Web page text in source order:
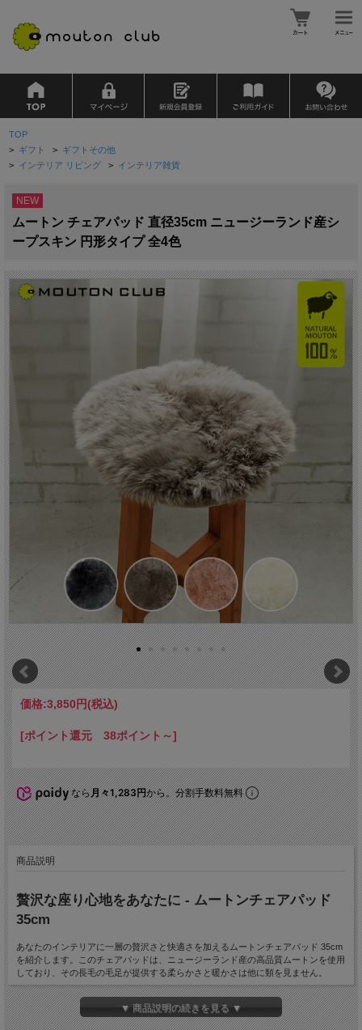
TOP
> ギフト > ギフトその他
> インテリア リビング > インテリア雑貨
NEW
ムートン チェアパッド 直径35cm ニュージーランド産シ
ープスキン 円形タイプ 全4色
価格:3,850円(税込)
[ポイント還元 38ポイント～]
なら月々1,283円から。分割手数料無料
商品説明
贅沢な座り心地をあなたに - ムートンチェアパッド
35cm
あなたのインテリアに一層の贅沢さと快適さを加えるムートンチェアパッド 35cm
を紹介します。このチェアパッドは、ニュージーランド産の高品質ムートンを使用
しており、その長毛の毛足が提供する柔らかさと暖かさは他に類を見ません。
直径35cmのラウンドタイプで設計されており、どんなチェアにもフィットしま
す。チェアの硬さや冷たさを和らげることで、長時間の座り作業やリラックスタイ
ムをより快適に過ごすことができます。
▼ 商品説明の続きを見る ▼